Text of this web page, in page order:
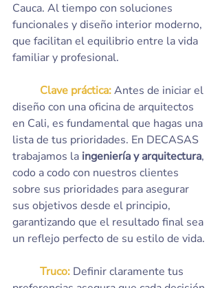
Cauca. Al tiempo con soluciones
funcionales y diseño interior moderno,
que facilitan el equilibrio entre la vida
familiar y profesional.
	Clave práctica:
Antes de iniciar el
diseño con una oficina de arquitectos
en Cali, es fundamental que hagas una
lista de tus prioridades. En DECASAS
trabajamos la ingeniería y arquitectura,
codo a codo con nuestros clientes
sobre sus prioridades para asegurar
sus objetivos desde el principio,
garantizando que el resultado final sea
un reflejo perfecto de su estilo de vida.
	Truco:
Definir claramente tus